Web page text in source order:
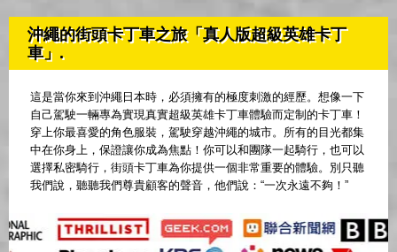
沖繩的街頭卡丁車之旅「真人版超級英雄卡丁
車」.
這是當你來到沖繩日本時，必須擁有的極度刺激的經歷。想像一下
自己駕駛一輛專為實現真實超級英雄卡丁車體驗而定制的卡丁車！
穿上你最喜愛的角色服裝，駕駛穿越沖繩的城市。所有的目光都集
中在你身上，保證讓你成為焦點！你可以和團隊一起騎行，也可以
選擇私密騎行，街頭卡丁車為你提供一個非常重要的體驗。別只聽
我們說，聽聽我們尊貴顧客的聲音，他們說：“一次永遠不夠！”